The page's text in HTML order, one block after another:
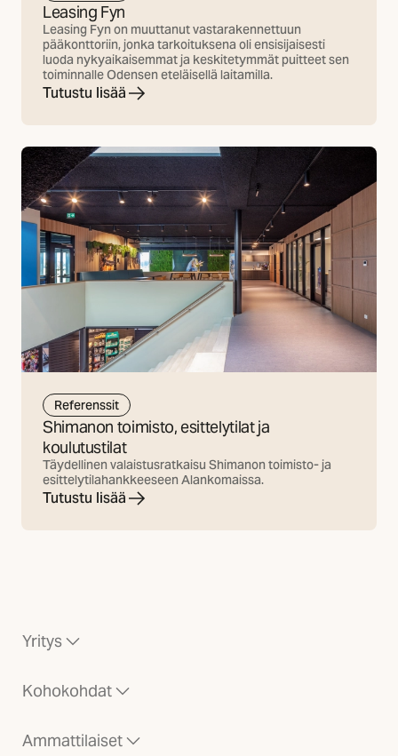
Leasing Fyn
Leasing Fyn on muuttanut vastarakennettuun
pääkonttoriin, jonka tarkoituksena oli ensisijaisesti
luoda nykyaikaisemmat ja keskitetymmät puitteet sen
toiminnalle Odensen eteläisellä laitamilla.
Tutustu lisää
Referenssit
Shimanon toimisto, esittelytilat ja
koulutustilat
Täydellinen valaistusratkaisu Shimanon toimisto- ja
esittelytilahankkeeseen Alankomaissa.
Tutustu lisää
Yritys
Kohokohdat
Ammattilaiset